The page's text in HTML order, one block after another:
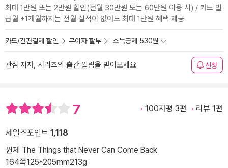
최대 1만원 또는 2만원 할인(전월 30만원 또는 60만원 이용 시) / 카드 발
급월 +1개월까지는 전월 실적이 없어도 최대 1만원 혜택 제공
카드/간편결제 할인 무이자 할부 소득공제 530원
관심 저자, 시리즈의 출간 알림을 받아보세요 신청
7 100자평 3편 리뷰 1편
세일즈포인트 1,118
원제 The Things that Never Can Come Back
164쪽125*205mm213g